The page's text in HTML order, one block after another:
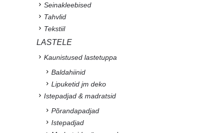
Seinakleebised
Tahvlid
Tekstiil
LASTELE
Kaunistused lastetuppa
Baldahiinid
Lipuketid jm deko
Istepadjad & madratsid
Põrandapadjad
Istepadjad